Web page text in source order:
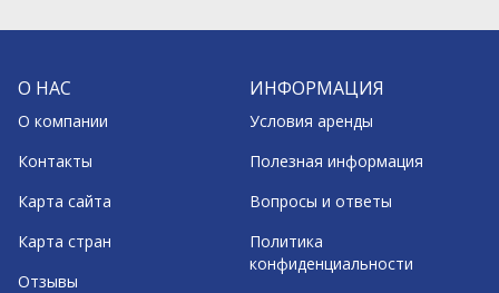
О НАС
О компании
Контакты
Карта сайта
Карта стран
Отзывы
ИНФОРМАЦИЯ
Условия аренды
Полезная информация
Вопросы и ответы
Политика
конфиденциальности